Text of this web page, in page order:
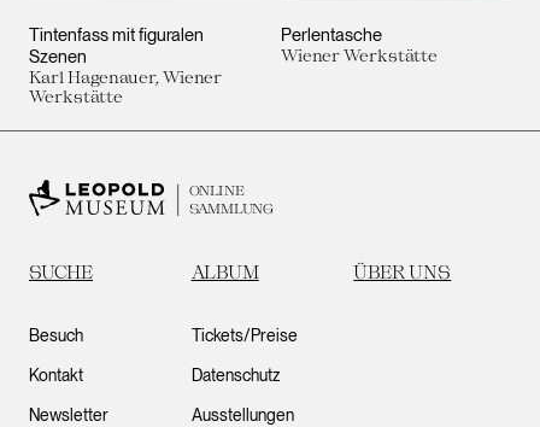
Tintenfass mit figuralen
Szenen
Karl Hagenauer, Wiener
Werkstätte
Perlentasche
Wiener Werkstätte
ONLINE
SAMMLUNG
SUCHE ALBUM ÜBER UNS
Besuch
Kontakt
Newsletter
Tickets/Preise
Datenschutz
Ausstellungen